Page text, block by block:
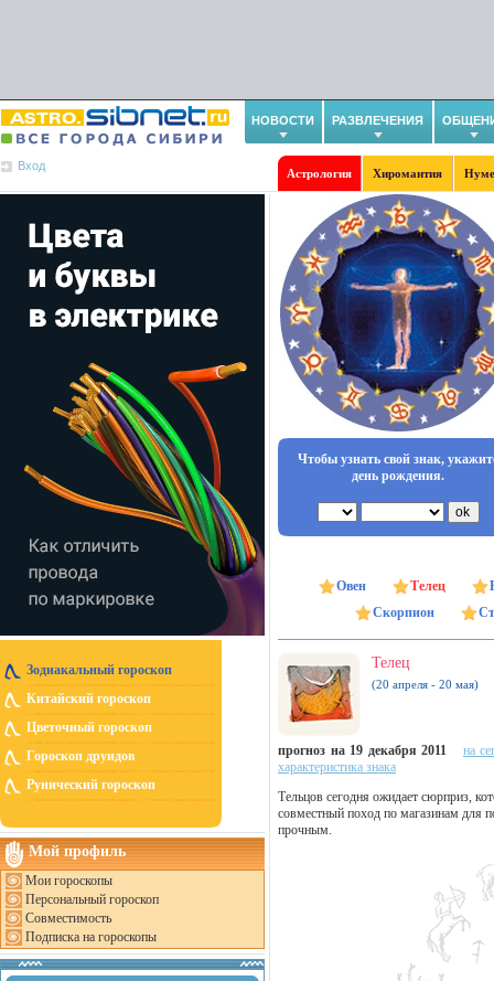
НОВОСТИ РАЗВЛЕЧЕНИЯ
Вход
Астрология Хиромантия
Зодиакальный гороскоп
Китайский гороскоп
Цветочный гороскоп
Гороскоп друидов
Рунический гороскоп
Мой профиль
Мои гороскопы
Персональный гороскоп
Совместимость
Подписка на гороскопы
Чтобы узнать свой знак,
день рождения.
Овен Телец
Скорпион
Телец
(20 апреля - 20 мая)
прогноз на 19 декабря 2011
на
характеристика знака
Тельцов сегодня ожидает сюрприз,
совместный поход по магазинам для
прочным.